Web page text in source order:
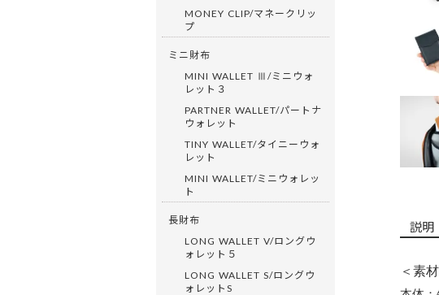
説明
＜素
MONEY CLIP/マネークリッ
プ
ミニ財布
MINI WALLET Ⅲ/ミニウォ
レット３
PARTNER WALLET/パートナ
ウォレット
TINY WALLET/タイニーウォ
レット
MINI WALLET/ミニウォレッ
ト
長財布
LONG WALLET V/ロングウ
ォレット５
LONG WALLET S/ロングウ
ォレットS